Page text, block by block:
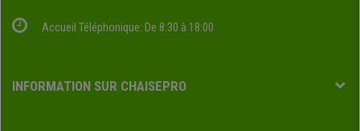
Accueil Téléphonique: De 8:30 à 18:00
INFORMATION SUR CHAISEPRO